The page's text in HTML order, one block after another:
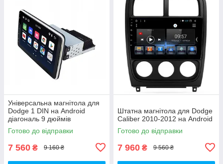
Універсальна магнітола для
Dodge 1 DIN на Android
діагональ 9 дюймів
Готово до відправки
7 560 ₴ 9 160 ₴
Штатна магнітола для Dodge
Caliber 2010-2012 на Android
Готово до відправки
7 960 ₴ 9 560 ₴